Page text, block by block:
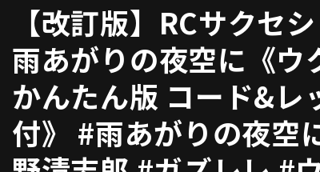
【改訂版】RCサクセ
雨あがりの夜空に《ウ
かんたん版 コード&レ
付》 #雨あがりの夜空